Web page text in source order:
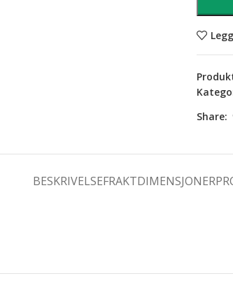
Share:
BESKRIVELSEFRAKTDIMENSJONER